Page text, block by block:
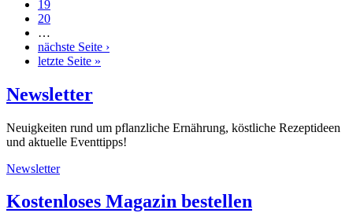
19
20
…
nächste Seite ›
letzte Seite »
Newsletter
Neuigkeiten rund um pflanzliche Ernährung, köstliche Rezeptideen
und aktuelle Eventtipps!
Newsletter
Kostenloses Magazin bestellen